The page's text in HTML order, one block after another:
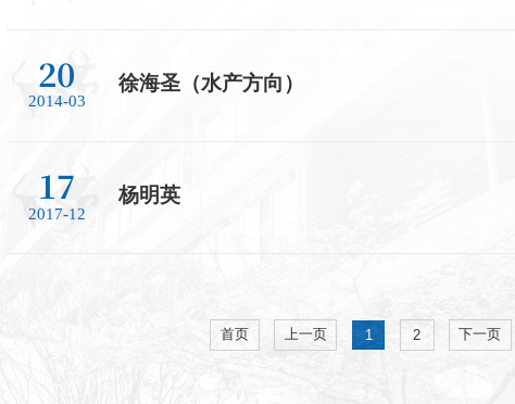
20
2014-03
徐海圣（水产方向）
17
2017-12
杨明英
首页 上一页 1 2 下一页